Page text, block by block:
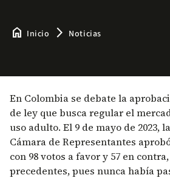
home Inicio arrow_forward_ios Noticias
En Colombia se debate la
de ley que busca regular el
uso adulto. El 9 de mayo de 2023,
Cámara de Representantes
con 98 votos a favor y 57 en
precedentes, pues nunca había